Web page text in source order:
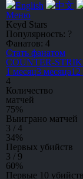
English 中文
Меню
Keyd Stars
Популярность: ?
Фанатов: 4
Стать фанатом
COUNTER-S
1 месяц3 месяца12
4
Количество
матчей
75%
Выиграно матчей
3 / 4
34%
Первых убийств
3 / 9
60%
Первые 10 убийств